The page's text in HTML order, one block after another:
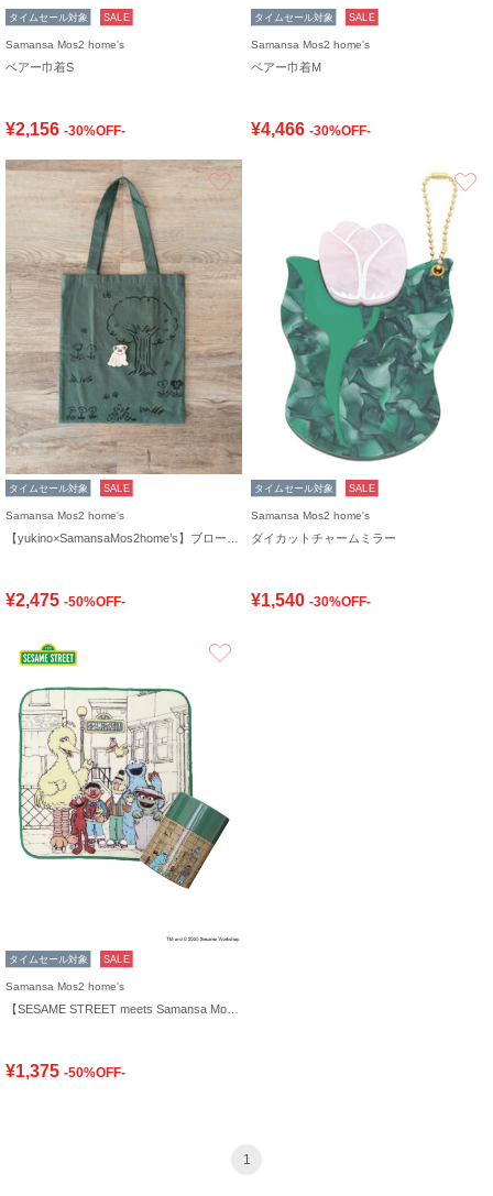
タイムセール対象 SALE
Samansa Mos2 home's
ベアー巾着S
¥2,156 -30%OFF-
タイムセール対象 SALE
Samansa Mos2 home's
ベアー巾着M
¥4,466 -30%OFF-
お気に入り
タイムセール対象 SALE
Samansa Mos2 home's
¥2,475 -50%OFF-
タイムセール対象 SALE
Samansa Mos2 home's
ダイカットチャームミラー
¥1,540 -30%OFF-
タイムセール対象 SALE
Samansa Mos2 home's
¥1,375 -50%OFF-
1